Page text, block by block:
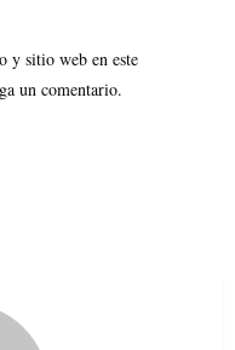
y sitio web en este
un comentario.